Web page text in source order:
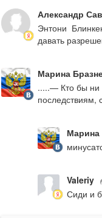
Александр
Энтони
давать
Марина
.....— Кто бы ни
последствиям,
Марина
Valeriy
Сиди и